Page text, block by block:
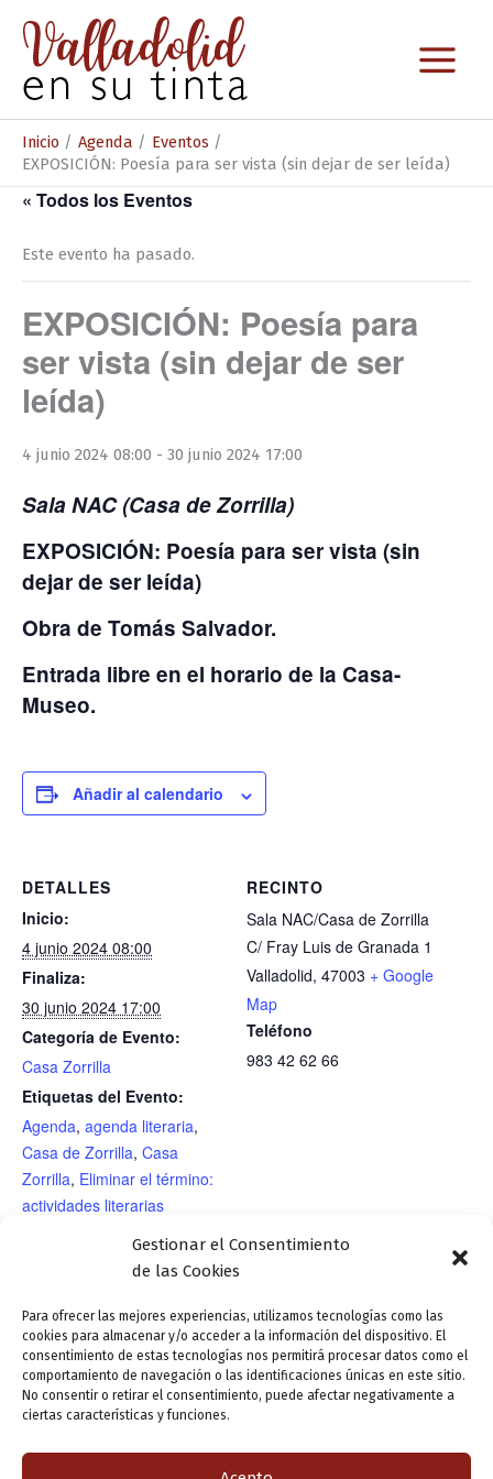
Gestionar el Consentimiento
de las Cookies
Para ofrecer las mejores experiencias, utilizamos tecnologías como las
cookies para almacenar y/o acceder a la información del dispositivo. El
consentimiento de estas tecnologías nos permitirá procesar datos como el
comportamiento de navegación o las identificaciones únicas en este sitio.
No consentir o retirar el consentimiento, puede afectar negativamente a
ciertas características y funciones.
contenido
Inicio Agenda
Eventos
EXPOSICIÓN: Poesía para ser vista (sin dejar de ser leída)
« Todos los Eventos
Este evento ha pasado.
EXPOSICIÓN: Poesía para
ser vista (sin dejar de ser
leída)
4 junio 2024 08:00 - 30 junio 2024 17:00
SalaNAC(Casa de Zorrilla)
EXPOSICIÓN: Poesía para ser vista (sin
dejar de ser leída)
Obra de Tomás Salvador.
Entrada libre en el horario de la Casa-
Museo.
Añadir al calendario
DETALLES
Inicio:
4 junio 2024 08:00
Finaliza:
30 junio 2024 17:00
Categoría de Evento:
Casa Zorrilla
Etiquetas del Evento:
Agenda, agenda literaria,
Casa de Zorrilla, Casa
Zorrilla, Eliminar el término:
actividades literarias
Valladolid
RECINTO
Sala NAC/Casa de Zorrilla
C/ Fray Luis de Granada 1
Valladolid, 47003 + Google
Map
Teléfono
983 42 62 66
Presentación editorial:
Malos muertos, de Diego
Presentación editorial: «Pliegue a
pliegue. El libro de Tomás», de Ildefonso